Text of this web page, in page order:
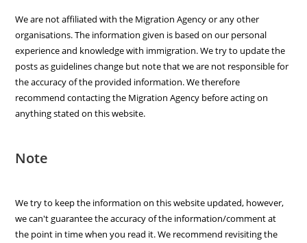
We are not affiliated with the Migration Agency or any other
organisations. The information given is based on our personal
experience and knowledge with immigration. We try to update the
posts as guidelines change but note that we are not responsible for
the accuracy of the provided information. We therefore
recommend contacting the Migration Agency before acting on
anything stated on this website.
Note
We try to keep the information on this website updated, however,
we can't guarantee the accuracy of the information/comment at
the point in time when you read it. We recommend revisiting the